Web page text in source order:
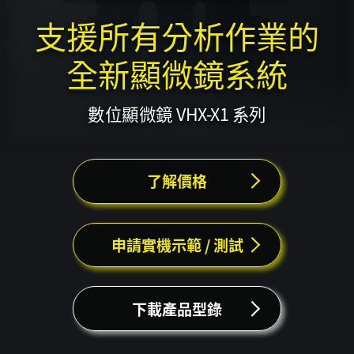
支援所有分析作業的
全新顯微鏡系統
數位顯微鏡 VHX-X1 系列
了解價格
申請實機示範 / 測試
下載產品型錄